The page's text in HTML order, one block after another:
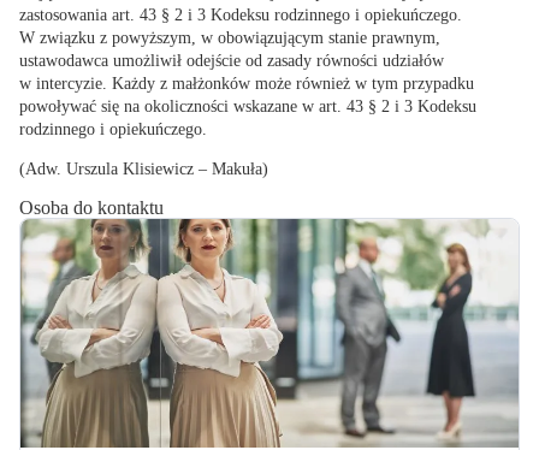
zastosowania art. 43 § 2 i 3 Kodeksu rodzinnego i opiekuńczego.
W związku z powyższym, w obowiązującym stanie prawnym,
ustawodawca umożliwił odejście od zasady równości udziałów
w intercyzie. Każdy z małżonków może również w tym przypadku
powoływać się na okoliczności wskazane w art. 43 § 2 i 3 Kodeksu
rodzinnego i opiekuńczego.
(Adw. Urszula Klisiewicz – Makuła)
Osoba do kontaktu